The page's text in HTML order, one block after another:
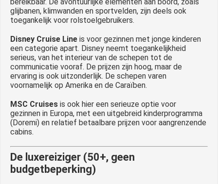
bereikbaar. De avontuurlijke elementen aan boord, zoals
glijbanen, klimwanden en sportvelden, zijn deels ook
toegankelijk voor rolstoelgebruikers.
Disney Cruise Line is voor gezinnen met jonge kinderen
een categorie apart. Disney neemt toegankelijkheid
serieus, van het interieur van de schepen tot de
communicatie vooraf. De prijzen zijn hoog, maar de
ervaring is ook uitzonderlijk. De schepen varen
voornamelijk op Amerika en de Caraïben.
MSC Cruises is ook hier een serieuze optie voor
gezinnen in Europa, met een uitgebreid kinderprogramma
(Doremi) en relatief betaalbare prijzen voor aangrenzende
cabins.
De luxereiziger (50+, geen
budgetbeperking)